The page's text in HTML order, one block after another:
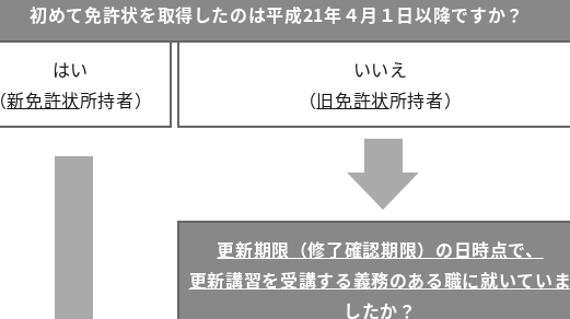
初めて免許状を取得したのは平成21年４月１日以降ですか？
はい
（新免許状所持者）
いいえ
（旧免許状所持者）
更新期限（修了確認期限）の日時点で、
更新講習を受講する義務のある職に就いていま
したか？